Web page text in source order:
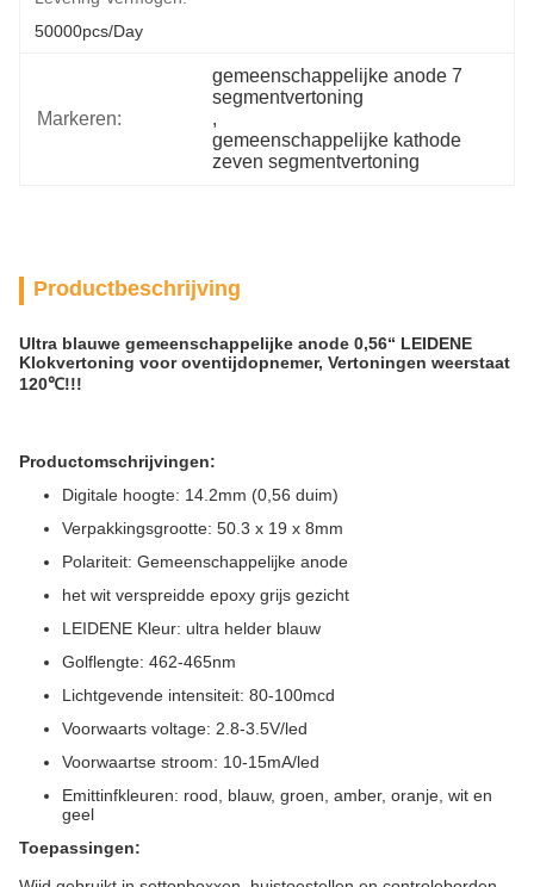
50000pcs/day
Markeren:
gemeenschappelijke anode 7
segmentvertoning
,
gemeenschappelijke kathode
zeven segmentvertoning
Productbeschrijving
Ultra blauwe gemeenschappelijke anode 0,56“ LEIDENE
Klokvertoning voor oventijdopnemer, Vertoningen weerstaat
120℃!!!
Productomschrijvingen:
Digitale hoogte: 14.2mm (0,56 duim)
Verpakkingsgrootte: 50.3 x 19 x 8mm
Polariteit: Gemeenschappelijke anode
het wit verspreidde epoxy grijs gezicht
LEIDENE Kleur: ultra helder blauw
Golflengte: 462-465nm
Lichtgevende intensiteit: 80-100mcd
Voorwaarts voltage: 2.8-3.5V/led
Voorwaartse stroom: 10-15mA/led
Emittinfkleuren: rood, blauw, groen, amber, oranje, wit en
geel
Toepassingen: